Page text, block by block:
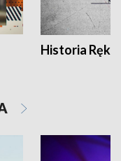
Historia Ręką